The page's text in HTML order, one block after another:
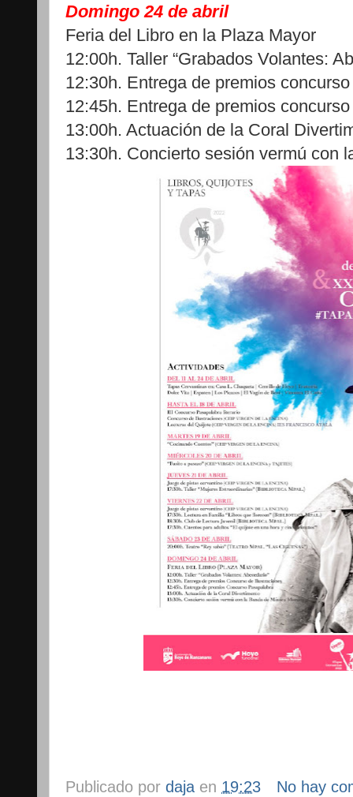
Domingo 24 de abril
Feria del Libro en la Plaza Mayor
12:00h. Taller “Grabados Volantes:
12:30h. Entrega de premios
12:45h. Entrega de premios
13:00h. Actuación de la Coral
13:30h. Concierto sesión vermú con
Publicado por daja en 19:23 No hay